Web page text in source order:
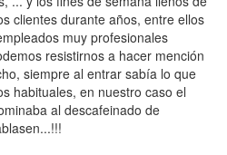
clientes durante años, entre ellos
muy profesionales
resistirnos a hacer mención
siempre al entrar sabía lo que
habituales, en nuestro caso el
al descafeinado de